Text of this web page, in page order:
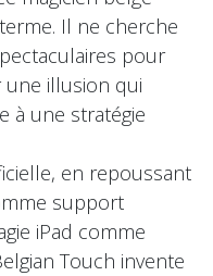
Il ne cherche
pour
une illusion qui
à une stratégie
en repoussant
support
iPad comme
Touch invente